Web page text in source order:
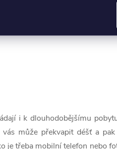
s tímto přípravkem
i k dlouhodobějšímu
může překvapit déšť a
je třeba mobilní telefon nebo